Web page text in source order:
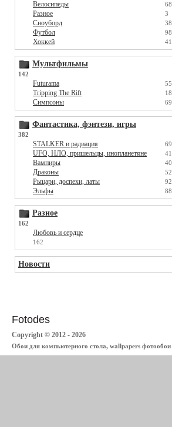
Велосипеды 68
Разное 3
Сноуборд 38
Футбол 98
Хоккей 41
Мультфильмы
142
Futurama 55
Tripping The Rift 18
Симпсоны 69
Фантастика, фэнтези, игры
382
STALKER и радиация 69
UFO, НЛО, пришельцы, инопланетяне 41
Вампиры 40
Драконы 52
Рыцари, доспехи, латы 92
Эльфы 88
Разное
162
Любовь и сердце
162
Новости
Fotodes
Copyright © 2012 - 2026
Обои для компьютерного стола, wallpapers фотообои